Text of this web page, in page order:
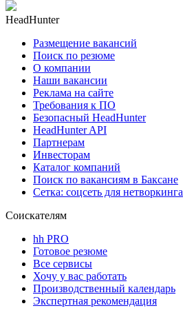
HeadHunter
Размещение вакансий
Поиск по резюме
О компании
Наши вакансии
Реклама на сайте
Требования к ПО
Безопасный HeadHunter
HeadHunter API
Партнерам
Инвесторам
Каталог компаний
Поиск по вакансиям в Баксане
Сетка: соцсеть для нетворкинга
Соискателям
hh PRO
Готовое резюме
Все сервисы
Хочу у вас работать
Производственный календарь
Экспертная рекомендация